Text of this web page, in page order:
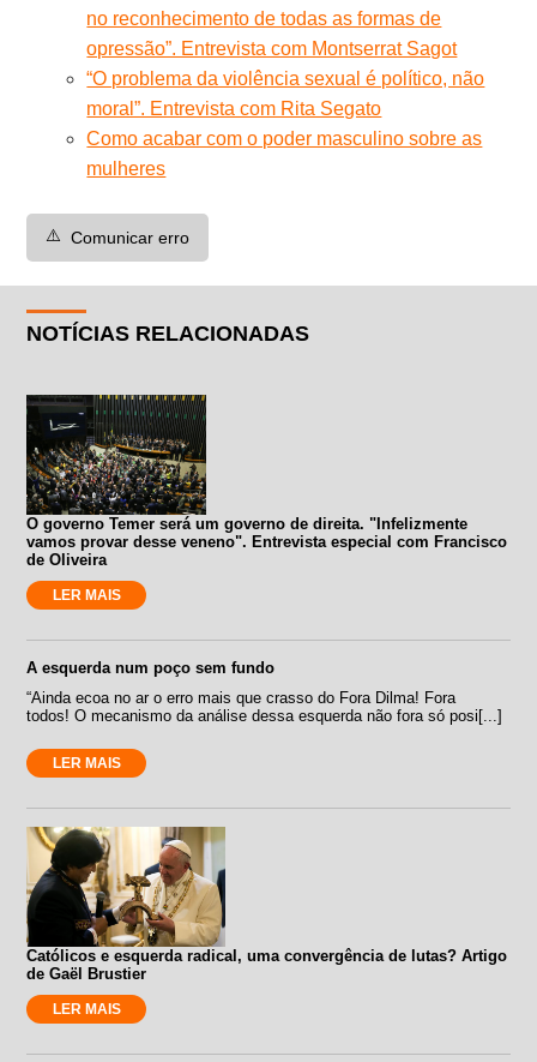
no reconhecimento de todas as formas de
opressão”. Entrevista com Montserrat Sagot
“O problema da violência sexual é político, não
moral”. Entrevista com Rita Segato
Como acabar com o poder masculino sobre as
mulheres
⚠️ Comunicar erro
NOTÍCIAS RELACIONADAS
O governo Temer será um governo de direita. "Infelizmente
vamos provar desse veneno". Entrevista especial com Francisco
de Oliveira
LER MAIS
A esquerda num poço sem fundo
“Ainda ecoa no ar o erro mais que crasso do Fora Dilma! Fora
todos! O mecanismo da análise dessa esquerda não fora só posi[...]
LER MAIS
Católicos e esquerda radical, uma convergência de lutas? Artigo
de Gaël Brustier
LER MAIS